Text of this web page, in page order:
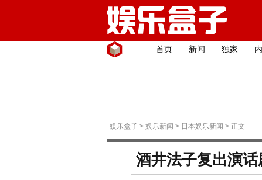
首页 新闻 独家
娱乐盒子 > 娱乐新闻 > 日本娱乐新闻 > 正文
酒井法子复出演